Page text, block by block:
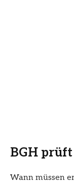
BGH
Wann müssen